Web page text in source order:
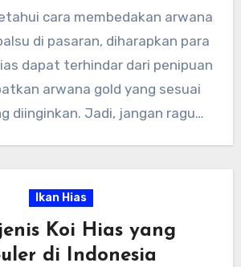
untuk membeli arwana
yang terpercaya dan memiliki
reputasi baik.
cara membedakan arwana
di pasaran, diharapkan para
dapat terhindar dari penipuan
arwana gold yang sesuai
diinginkan. Jadi, jangan ragu
Semoga informasi ini
Anda para pecinta arwana
gold!
Ikan Hias
Koi Hias yang
di Indonesia